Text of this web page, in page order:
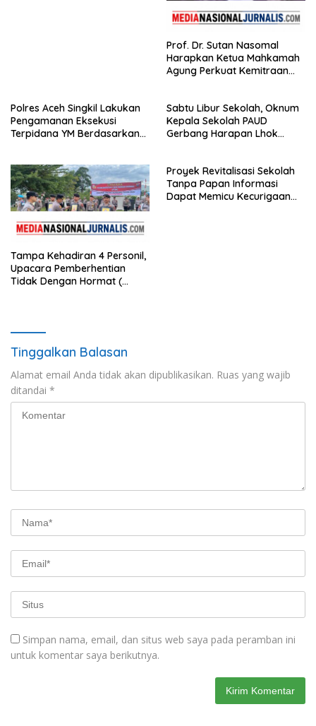
Prof. Dr. Sutan Nasomal
Harapkan Ketua Mahkamah
Agung Perkuat Kemitraan
Watansoppeng
Polres Aceh Singkil Lakukan
Pengamanan Eksekusi
Terpidana YM Berdasarkan
Sabtu Libur Sekolah, Oknum
Kepala Sekolah PAUD
Gerbang Harapan Lhok
Terhadap Wartawan Diminta
APH Lidik Anggaran
Tampa Kehadiran 4 Personil,
Upacara Pemberhentian
Tidak Dengan Hormat (
Proyek Revitalisasi Sekolah
Tanpa Papan Informasi
Dapat Memicu Kecurigaan
Tinggalkan Balasan
Alamat email Anda tidak akan dipublikasikan. Ruas yang wajib
ditandai *
Simpan nama, email, dan situs web saya pada peramban ini
untuk komentar saya berikutnya.